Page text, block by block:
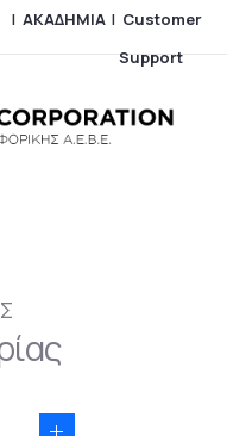
| ΑΚΑΔΗΜΙΑ | Customer
Support